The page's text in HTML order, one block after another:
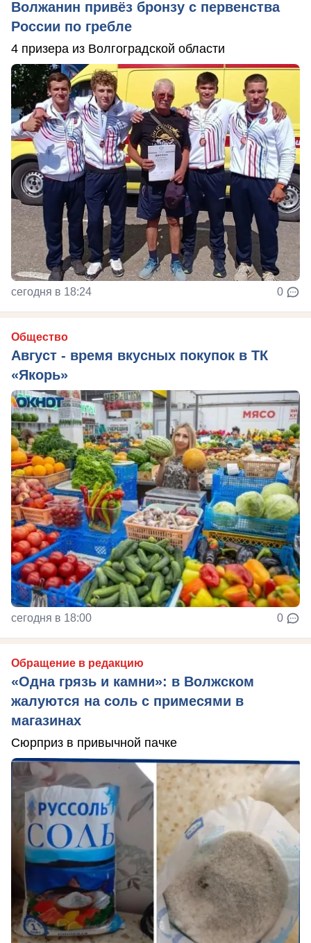
Волжанин привёз бронзу с первенства
России по гребле
4 призера из Волгоградской области
сегодня в 18:24 0
Общество
Август - время вкусных покупок в ТК
«Якорь»
сегодня в 18:00 0
Обращение в редакцию
«Одна грязь и камни»: в Волжском
жалуются на соль с примесями в
магазинах
Сюрприз в привычной пачке